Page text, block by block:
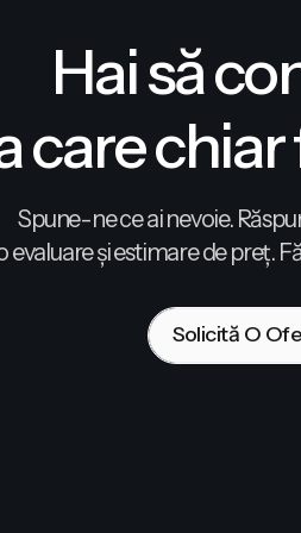
Hai să
care
Spune-ne ce ai nevoie.
evaluare și estimare de preț.
Solicită O